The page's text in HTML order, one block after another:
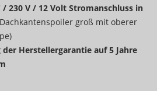
/ 230 V / 12 Volt Stromanschluss in
groß mit oberer
der Herstellergarantie auf 5 Jahre